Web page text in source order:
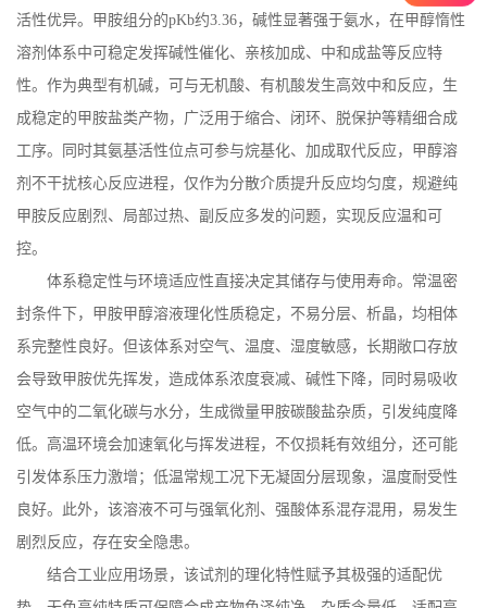
活性优异。甲胺组分的pKb约3.36，碱性显著强于氨水，在甲醇惰性
溶剂体系中可稳定发挥碱性催化、亲核加成、中和成盐等反应特
性。作为典型有机碱，可与无机酸、有机酸发生高效中和反应，生
成稳定的甲胺盐类产物，广泛用于缩合、闭环、脱保护等精细合成
工序。同时其氨基活性位点可参与烷基化、加成取代反应，甲醇溶
剂不干扰核心反应进程，仅作为分散介质提升反应均匀度，规避纯
甲胺反应剧烈、局部过热、副反应多发的问题，实现反应温和可
控。
体系稳定性与环境适应性直接决定其储存与使用寿命。常温密
封条件下，甲胺甲醇溶液理化性质稳定，不易分层、析晶，均相体
系完整性良好。但该体系对空气、温度、湿度敏感，长期敞口存放
会导致甲胺优先挥发，造成体系浓度衰减、碱性下降，同时易吸收
空气中的二氧化碳与水分，生成微量甲胺碳酸盐杂质，引发纯度降
低。高温环境会加速氧化与挥发进程，不仅损耗有效组分，还可能
引发体系压力激增；低温常规工况下无凝固分层现象，温度耐受性
良好。此外，该溶液不可与强氧化剂、强酸体系混存混用，易发生
剧烈反应，存在安全隐患。
结合工业应用场景，该试剂的理化特性赋予其极强的适配优